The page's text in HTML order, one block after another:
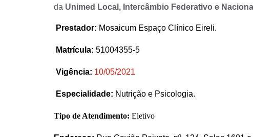
da Unimed Local, Intercâmbio Federativo e Nacional
Prestador: Mosaicum Espaço Clínico Eireli.
Matrícula: 51004355-5
Vigência: 10/05/2021
Especialidade: Nutrição e Psicologia.
Tipo de Atendimento: Eletivo